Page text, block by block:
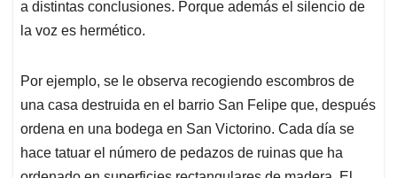
a distintas conclusiones. Porque además el silencio de
la voz es hermético.
Por ejemplo, se le observa recogiendo escombros de
una casa destruida en el barrio San Felipe que, después
ordena en una bodega en San Victorino. Cada día se
hace tatuar el número de pedazos de ruinas que ha